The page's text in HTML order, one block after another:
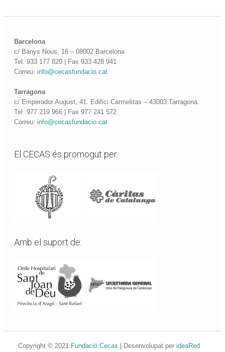
Barcelona
c/ Banys Nous, 16 – 08002 Barcelona
Tel. 933 177 820 | Fax 933 428 941
Correu:info@cecasfundacio.cat
Tarragona
c/ Emperador August, 41. Edifici Carmelitas – 43003 Tarragona.
Tel. 977 219 966 | Fax 977 241 572
Correu:info@cecasfundacio.cat
El CECAS és promogut per:
Amb el suport de:
Copyright © 2021 Fundació Cecas | Desenvolupat per ideaRed